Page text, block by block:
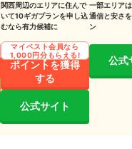
関西周辺のエリアに住んで
いて10ギガプランを申し込
むなら有力候補に
ポイントを獲得
する
マイベスト会員なら
1,000円分もらえる!
公式サイト
一部エリア
通信と安さ
ン
公式